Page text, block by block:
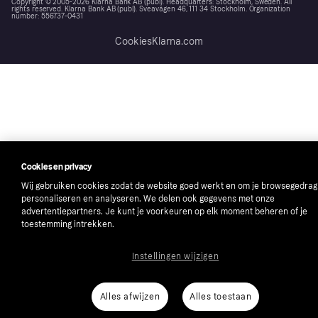
Copyright © 2005-2026 Klarna Bank AB (publ). Headquarters: Stockholm, Sweden. All
rights reserved. Klarna Bank AB (publ). Sveavägen 46, 111 34 Stockholm. Organization
number: 556737-0431
CookiesKlarna.com
Cookies en privacy
Wij gebruiken cookies zodat de website goed werkt en om je
personaliseren en analyseren. We delen ook gegevens met onze
advertentiepartners. Je kunt je voorkeuren op elk moment beheren of je
toestemming intrekken.
Alles afwijzen Alles toestaan
Instellingen wijzigen